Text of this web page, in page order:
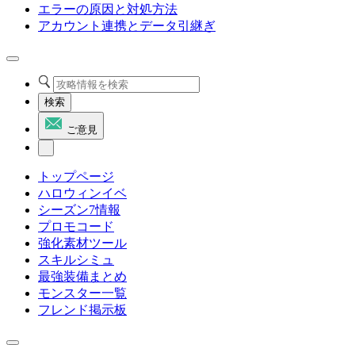
エラーの原因と対処方法
アカウント連携とデータ引継ぎ
検索
ご意見
トップページ
ハロウィンイベ
シーズン7情報
プロモコード
強化素材ツール
スキルシミュ
最強装備まとめ
モンスター一覧
フレンド掲示板